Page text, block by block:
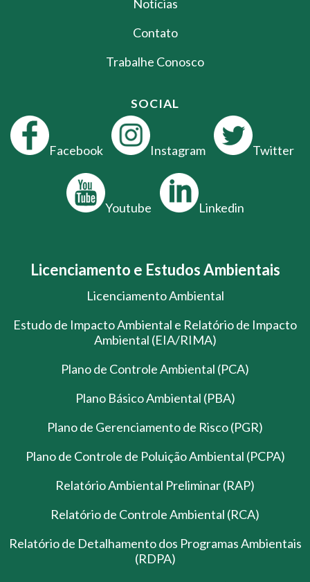
Notícias
Contato
Trabalhe Conosco
SOCIAL
Facebook Instagram Twitter
Youtube Linkedin
Licenciamento e Estudos Ambientais
Licenciamento Ambiental
Estudo de Impacto Ambiental e Relatório de Impacto
Ambiental (EIA/RIMA)
Plano de Controle Ambiental (PCA)
Plano Básico Ambiental (PBA)
Plano de Gerenciamento de Risco (PGR)
Plano de Controle de Poluição Ambiental (PCPA)
Relatório Ambiental Preliminar (RAP)
Relatório de Controle Ambiental (RCA)
Relatório de Detalhamento dos Programas Ambientais
(RDPA)